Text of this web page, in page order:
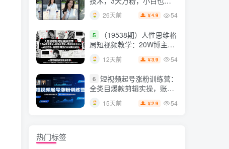
快速起号涨粉变现
26天前 ￥4.9 54
5
（19538期）人性思维格
局短视频教学：20W博主亲
授×标准化流程×字幕封面设
计×AI提示词×橱窗带货6W
12天前 ￥3.9 54
6 短视频起号涨粉训练营：
全类目爆款剪辑实操，账号
节奏规划复盘落地教程
15天前 ￥2.9 54
热门标签